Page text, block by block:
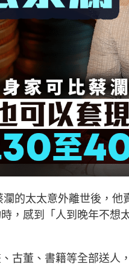
的太太意外離世後，
，感到「人到晚年不想
古董、書籍等全部送人